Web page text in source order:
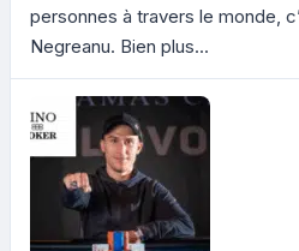
personnes à travers le monde,
Negreanu. Bien plus...